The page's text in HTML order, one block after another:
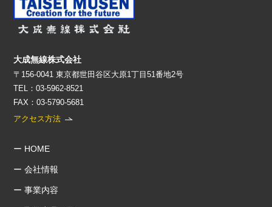
大成無線株式会社
〒156-0041 東京都世田谷区大原1丁目51番地2号
TEL：03-5962-8521
FAX：03-5790-5681
アクセス方法
ー HOME
ー 会社情報
ー 事業内容